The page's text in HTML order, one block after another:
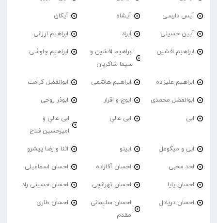
آیس دارسی آیشاه آیکان
آیین حسینی اَبراد ابراهیم ارزانی
ابراهیم افشین
ابراهیم افشین و
سیما شاکریان
ابراهیم چاوشی
ابراهیم علیزاده ابراهیم هاشمی ابوالفضل کرامت
ابوالفضل محمدی ابوچ و اقرار ابوذر روحی
ابی ابی عالی
ابی عالی و
امیرحسین فلاح
ابی و میگوعل ابینو اثنا و رضا پیشرو
احد محبی احسان آقازاده احسان اسماعیلی
احسان پایا احسان تهرانچی احسان حسینی راد
احسان دریادل
احسان سلیمانی
مقدم
احسان طاری